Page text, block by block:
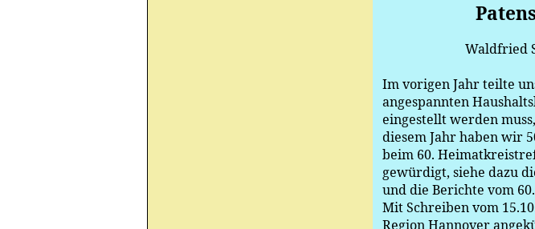
Waldfried
Im vorigen Jahr teilte
angespannten
eingestellt werden
diesem Jahr haben wir
beim 60.
gewürdigt, siehe dazu
und die Berichte vom
Mit Schreiben vom
Region Hannover